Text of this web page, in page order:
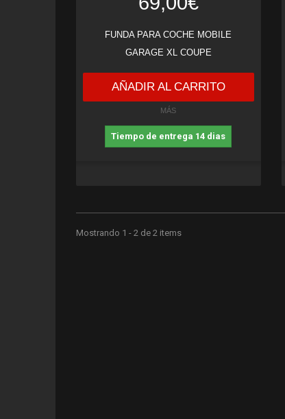
FUNDA PARA COCHE MOBILE
GARAGE XL COUPE
AÑADIR AL CARRITO
MÁS
Tiempo de entrega 14 dias
Mostrando 1 - 2 de 2 items